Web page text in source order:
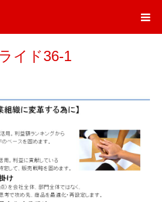
イド36-1